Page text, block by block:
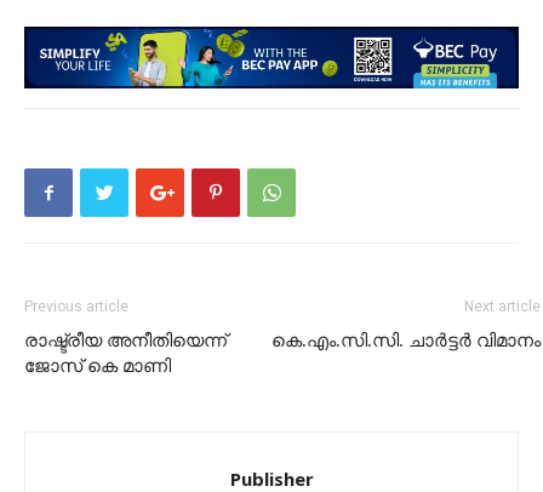
Previous article
രാഷ്ട്രീയ അനീതിയെന്ന്
ജോസ് കെ മാണി
Next article
കെ.എം.സി.സി. ചാർട്ടർ വിമാനം
Publisher